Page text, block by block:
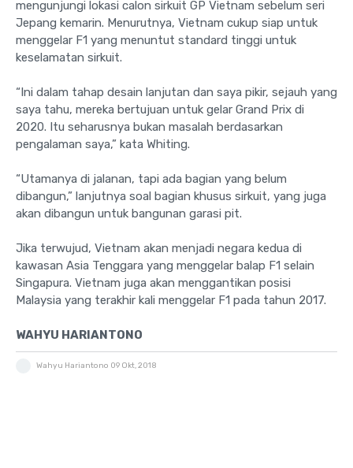
mengunjungi lokasi calon sirkuit GP Vietnam sebelum seri
Jepang kemarin. Menurutnya, Vietnam cukup siap untuk
menggelar F1 yang menuntut standard tinggi untuk
keselamatan sirkuit.
“Ini dalam tahap desain lanjutan dan saya pikir, sejauh yang
saya tahu, mereka bertujuan untuk gelar Grand Prix di
2020. Itu seharusnya bukan masalah berdasarkan
pengalaman saya,” kata Whiting.
“Utamanya di jalanan, tapi ada bagian yang belum
dibangun,” lanjutnya soal bagian khusus sirkuit, yang juga
akan dibangun untuk bangunan garasi pit.
Jika terwujud, Vietnam akan menjadi negara kedua di
kawasan Asia Tenggara yang menggelar balap F1 selain
Singapura. Vietnam juga akan menggantikan posisi
Malaysia yang terakhir kali menggelar F1 pada tahun 2017.
WAHYU HARIANTONO
Wahyu Hariantono 09 Okt, 2018